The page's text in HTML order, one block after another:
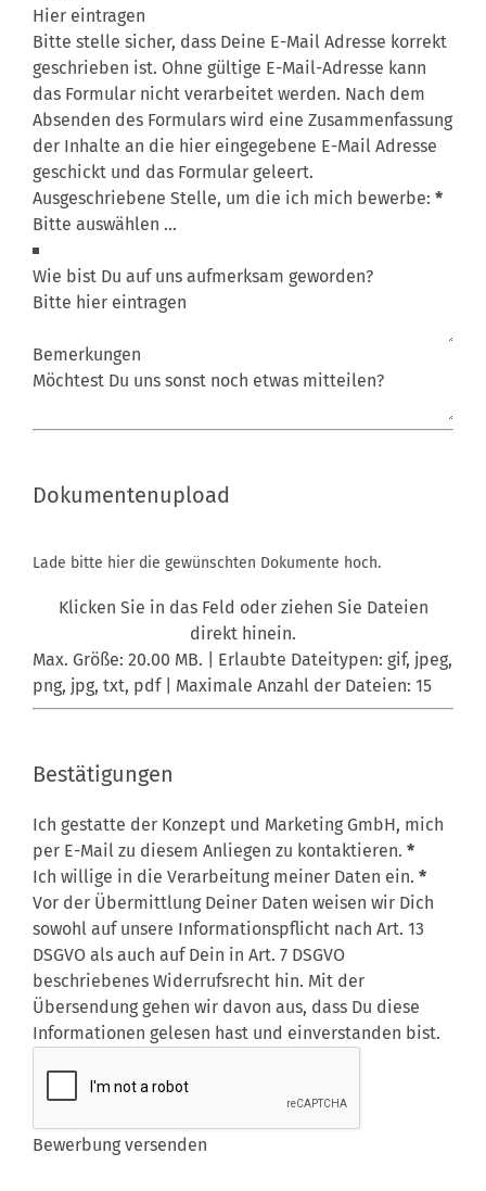
Bitte stelle sicher, dass Deine E-Mail Adresse korrekt
geschrieben ist. Ohne gültige E-Mail-Adresse kann
das Formular nicht verarbeitet werden. Nach dem
Absenden des Formulars wird eine Zusammenfassung
der Inhalte an die hier eingegebene E-Mail Adresse
geschickt und das Formular geleert.
Ausgeschriebene Stelle, um die ich mich bewerbe: *
Wie bist Du auf uns aufmerksam geworden?
Bemerkungen
Upload
Dokumentenupload
Lade bitte hier die gewünschten Dokumente hoch.
Klicken Sie in das Feld oder ziehen Sie Dateien
direkt hinein.
Max. Größe: 20.00 MB. | Erlaubte Dateitypen: gif, jpeg,
png, jpg, txt, pdf | Maximale Anzahl der Dateien: 15
Abschnitt
Bestätigungen
Ich gestatte der Konzept und Marketing GmbH, mich
per E-Mail zu diesem Anliegen zu kontaktieren. *
Ich willige in die Verarbeitung meiner Daten ein. *
Vor der Übermittlung Deiner Daten weisen wir Dich
sowohl auf unsere Informationspflicht nach Art. 13
DSGVOals auch auf Dein in Art. 7 DSGVO
beschriebenes Widerrufsrecht hin. Mit der
Übersendung gehen wir davon aus, dass Du diese
Informationen gelesen hast und einverstanden bist.
Abschnitt
Bewerbung versenden